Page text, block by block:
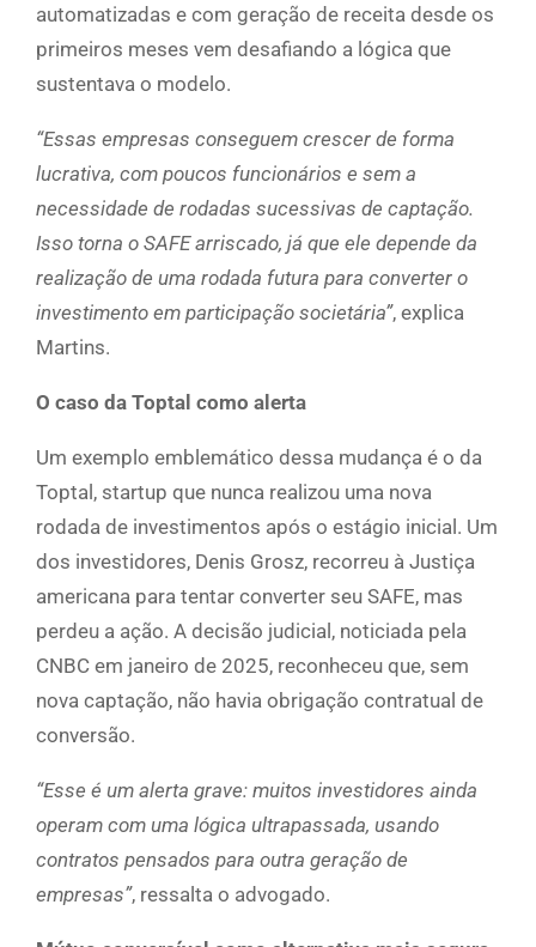
automatizadas e com geração de receita desde os
primeiros meses vem desafiando a lógica que
sustentava o modelo.
“Essas empresas conseguem crescer de forma
lucrativa, com poucos funcionários e sem a
necessidade de rodadas sucessivas de captação.
Isso torna o SAFE arriscado, já que ele depende da
realização de uma rodada futura para converter o
investimento em participação societária”, explica
Martins.
O caso da Toptal como alerta
Um exemplo emblemático dessa mudança é o da
Toptal, startup que nunca realizou uma nova
rodada de investimentos após o estágio inicial. Um
dos investidores, Denis Grosz, recorreu à Justiça
americana para tentar converter seu SAFE, mas
perdeu a ação. A decisão judicial, noticiada pela
CNBC em janeiro de 2025, reconheceu que, sem
nova captação, não havia obrigação contratual de
conversão.
“Esse é um alerta grave: muitos investidores ainda
operam com uma lógica ultrapassada, usando
contratos pensados para outra geração de
empresas”, ressalta o advogado.